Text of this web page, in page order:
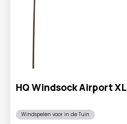
HQ Windsock Airport XL
Windspelen voor in de Tuin